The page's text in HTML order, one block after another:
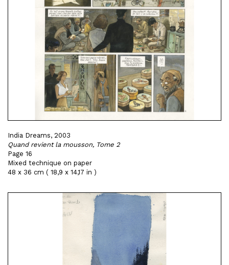
India Dreams, 2003
Quand revient la mousson, Tome 2
Page 16
Mixed technique on paper
48 x 36 cm ( 18,9 x 14,17 in )